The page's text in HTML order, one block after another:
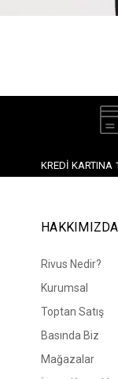
KREDI KARTINA
HAKKIMIZDA
Rivus Nedir?
Kurumsal
Toptan Satış
Basında Biz
Mağazalar